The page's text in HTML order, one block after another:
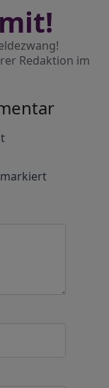
Redaktion im
markiert